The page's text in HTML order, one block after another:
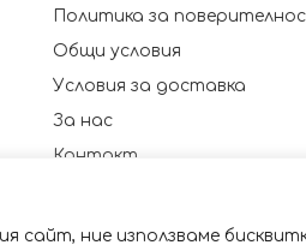
ние използваме
Политика за
Общи условия
Условия за доставка
За нас
Контакт